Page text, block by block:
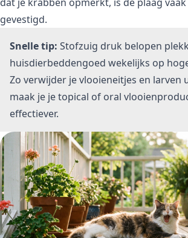
gevestigd.
Snelle tip: Stofzuig druk belopen
huisdierbeddengoed wekelijks op
Zo verwijder je vlooieneitjes en larven
maak je je topical of oral
effectiever.